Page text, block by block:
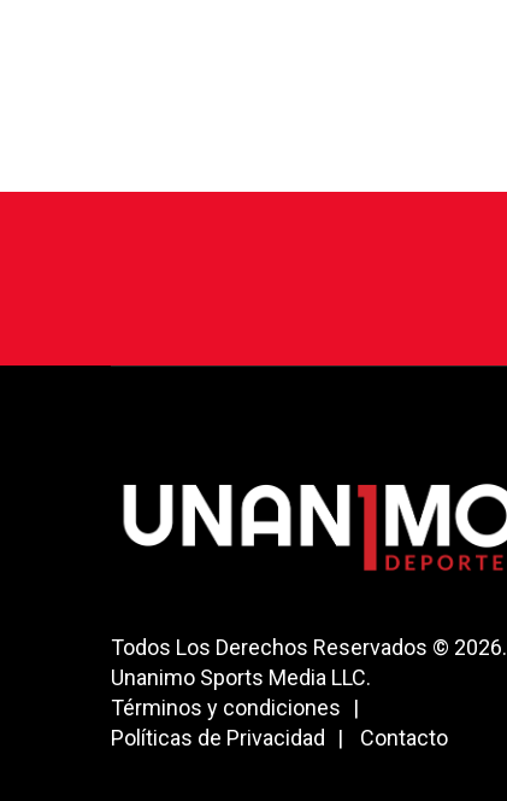
Todos Los Derechos Reservados © 2026.
Unanimo Sports Media LLC.
Términos y condiciones
Políticas de Privacidad
Contacto